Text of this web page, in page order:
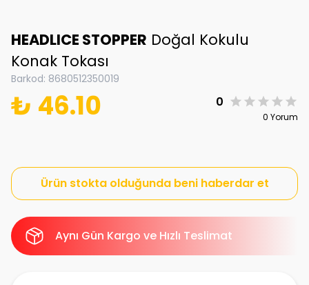
HEADLICE STOPPER Doğal Kokulu
Konak Tokası
Barkod: 8680512350019
₺ 46.10 0
0 Yorum
Ürün stokta olduğunda beni haberdar et
Aynı Gün Kargo ve Hızlı Teslimat